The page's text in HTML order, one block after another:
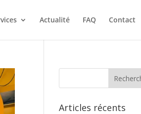
Actualité FAQ Contact
Articles récents